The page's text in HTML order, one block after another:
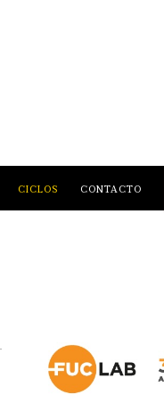
CICLOS CONTACTO